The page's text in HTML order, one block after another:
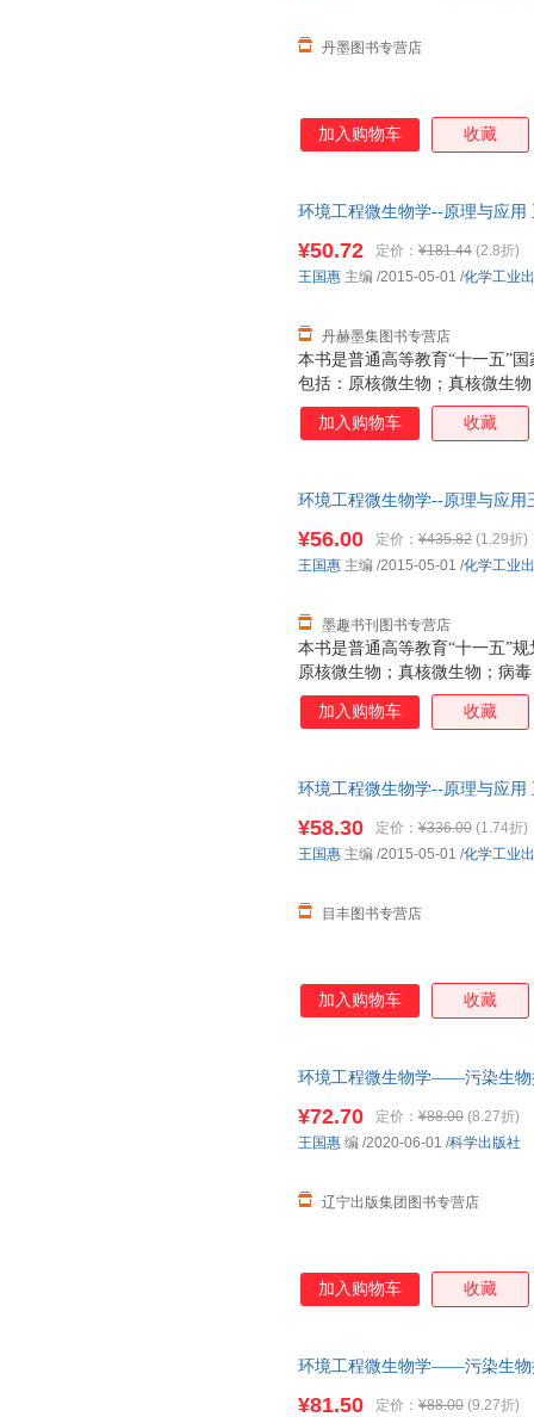
丹墨图书专营店
加入购物车 收藏
环境工程微生物学--原理与应用
本书是普通高等教育“十一五”
包括：原核微生物；真核微生
制、遗传变异和育种；微生物
用；环境微生物检测；生物修
技术人员参考。
¥50.72 定价： ¥181.44 (2.8折)
丹赫墨集图书专营店
王国惠 主编 /2015-05-01 /化学工业
加入购物车 收藏
环境工程微生物学--原理与应用
本书是普通高等教育“十一五”
原核微生物；真核微生物；病
传变异和育种；微生物对环境
微生物检测；生物修复技术；
参考。
¥56.00 定价： ¥435.82 (1.29折)
墨趣书刊图书专营店
王国惠 主编 /2015-05-01 /化学工业
加入购物车 收藏
环境工程微生物学--原理与应
¥58.30 定价： ¥336.00 (1.74折)
目丰图书专营店
王国惠 主编 /2015-05-01 /化学工业
加入购物车 收藏
环境工程微生物学——污染生物
¥72.70 定价： ¥88.00 (8.27折)
辽宁出版集团图书专营店
王国惠 编 /2020-06-01 /科学出版社
加入购物车 收藏
环境工程微生物学——污染生物
¥81.50 定价： ¥88.00 (9.27折)